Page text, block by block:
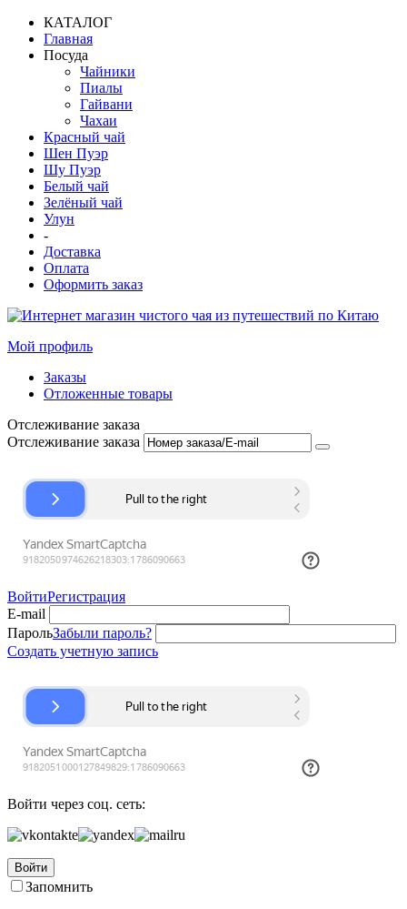
КАТАЛОГ
Главная
Посуда
Чайники
Пиалы
Гайвани
Чахаи
Красный чай
Шен Пуэр
Шу Пуэр
Белый чай
Зелёный чай
Улун
-
Доставка
Оплата
Оформить заказ
Мой профиль
Заказы
Отложенные товары
Отслеживание заказа
Отслеживание заказа
ВойтиРегистрация
E-mail
ПарольЗабыли пароль?
Создать учетную запись
Войти через соц. сеть:
Войти
Запомнить